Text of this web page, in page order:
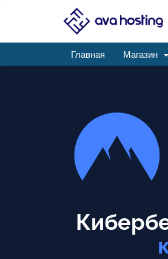
Главная Магазин